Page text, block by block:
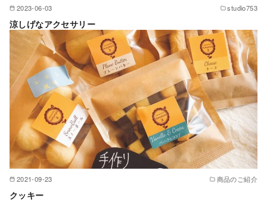
2023-06-03 studio753
涼しげなアクセサリー
2021-09-23 商品のご紹介
クッキー